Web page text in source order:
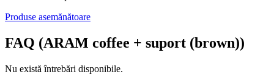
Produse asemănătoare
FAQ (ARAM coffee + suport (brown))
Nu există întrebări disponibile.